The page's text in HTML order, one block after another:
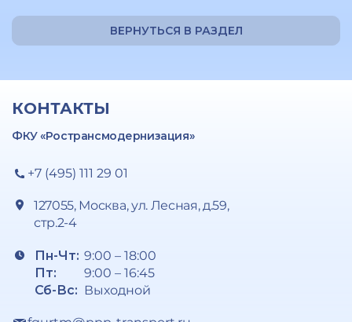
ВЕРНУТЬСЯ В РАЗДЕЛ
КОНТАКТЫ
ФКУ «Ространсмодернизация»
+7 (495) 111 29 01
127055, Москва, ул. Лесная, д.59,
стр.2-4
Пн-Чт:
Пт:
Сб-Вс:
9:00 – 18:00
9:00 – 16:45
Выходной